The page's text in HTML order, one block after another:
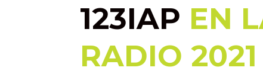
123IAP EN
RADIO 2021